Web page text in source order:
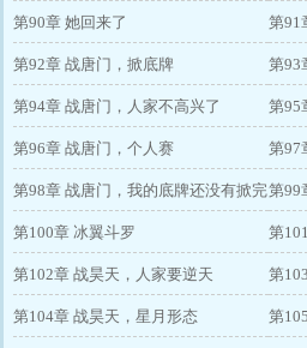
第90章 她回来了 第91
第92章 战唐门，掀底牌 第93
第94章 战唐门，人家不高兴了 第95
大
第96章 战唐门，个人赛 第97
第98章 战唐门，我的底牌还没有掀完第99
第100章 冰翼斗罗 第
第102章 战昊天，人家要逆天 第
第104章 战昊天，星月形态 第